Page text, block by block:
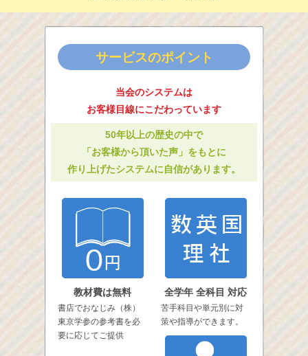
サービスのポイント
当会のシステムは
お客様目線にこだわっています
50年以上の歴史の中で
「お客様から頂いた声」をもとに
作り上げたシステムに自信があります。
教材費は無料
書店でおなじみ（株）
東京学参の参考書を必
要に応じてご提供
全学年 全科目 対応
苦手科目や単元別に対
策や指導ができます。